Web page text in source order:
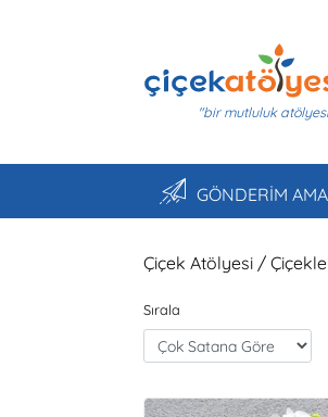
"bir mutluluk
GÖNDERİM
Çiçek Atölyesi /
Sırala